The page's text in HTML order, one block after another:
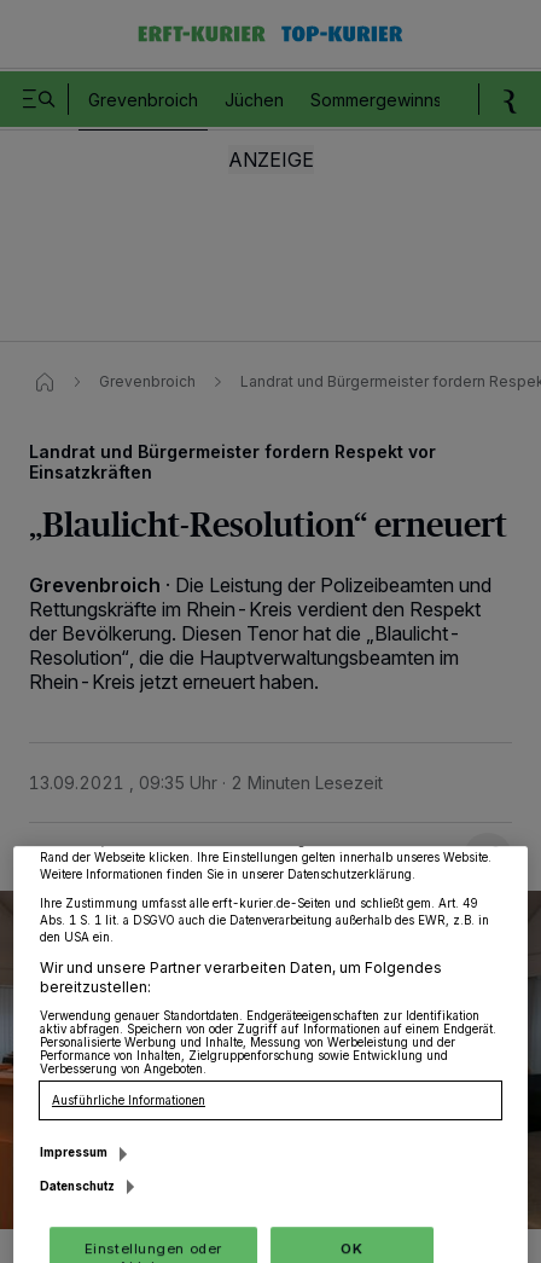
Grevenbroich Jüchen Sommergewinnspiel
Grevenbroich Landrat und Bürgermeister fordern
Landrat und Bürgermeister fordern Respekt vor
Einsatzkräften
„Blaulicht-Resolution“ erneuert
Grevenbroich · Die Leistung der Polizeibeamten und
Rettungskräfte im Rhein-Kreis verdient den Respekt
der Bevölkerung. Diesen Tenor hat die „Blaulicht-
Resolution“, die die Hauptverwaltungsbeamten im
Rhein-Kreis jetzt erneuert haben.
13.09.2021 , 09:35 Uhr 2 Minuten Lesezeit
Die Hauptverwaltungsbeamten im Rhein-Kreis fordern in einer
Partner verarbeiten Daten, um Ihnen Dienste bereitzustellen“ aufgeführten
Zwecke. Wenn Tracker deaktiviert sind, sind manche Inhalte und Anzeigen
Rand der Webseite klicken. Ihre Einstellungen gelten innerhalb unseres Website.
Weitere Informationen finden Sie in unserer Datenschutzerklärung.
Ihre Zustimmung umfasst alle erft-kurier.de-Seiten und schließt gem. Art. 49
Abs. 1 S. 1 lit. a DSGVO auch die Datenverarbeitung außerhalb des EWR, z.B. in
den USA ein.
Wir und unsere Partner verarbeiten Daten, um Folgendes
bereitzustellen:
Verwendung genauer Standortdaten. Endgeräteeigenschaften zur Identifikation
aktiv abfragen. Speichern von oder Zugriff auf Informationen auf einem Endgerät.
Personalisierte Werbung und Inhalte, Messung von Werbeleistung und der
Performance von Inhalten, Zielgruppenforschung sowie Entwicklung und
Verbesserung von Angeboten.
Ausführliche Informationen
Impressum
Datenschutz
Einstellungen oder
OK